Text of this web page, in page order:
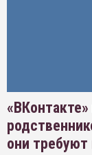
они требуют